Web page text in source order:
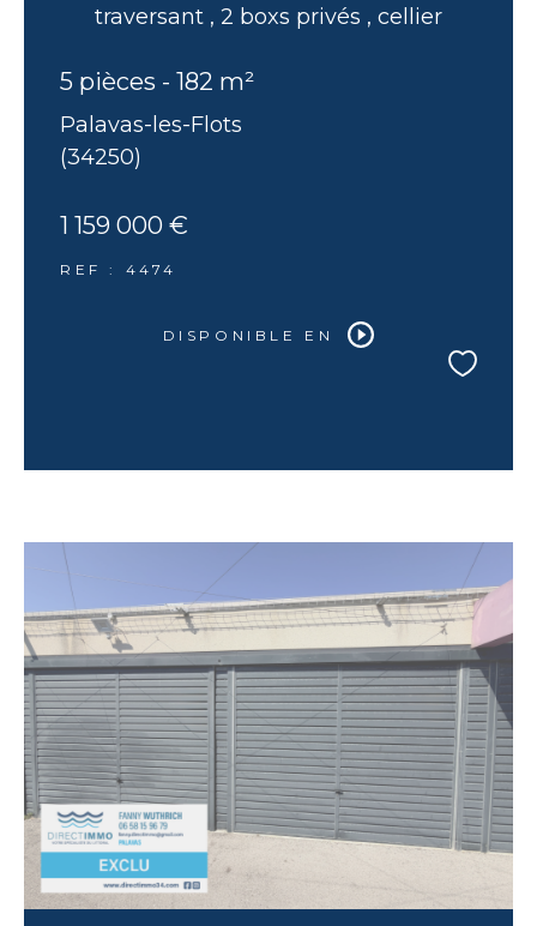
traversant , 2 boxs privés , cellier
5 pièces - 182 m²
Palavas-les-Flots
(34250)
1 159 000 €
REF : 4474
DISPONIBLE EN